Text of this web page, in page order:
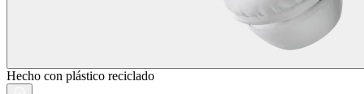
Hecho con plástico reciclado